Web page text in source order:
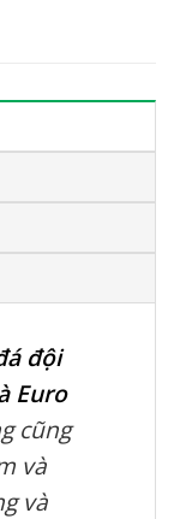
đội
Euro
cũng
và
và